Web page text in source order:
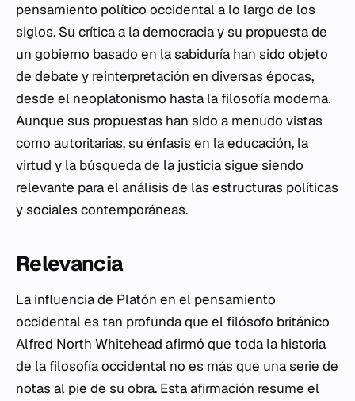
pensamiento político occidental a lo largo de los
siglos. Su crítica a la democracia y su propuesta de
un gobierno basado en la sabiduría han sido objeto
de debate y reinterpretación en diversas épocas,
desde el neoplatonismo hasta la filosofía moderna.
Aunque sus propuestas han sido a menudo vistas
como autoritarias, su énfasis en la educación, la
virtud y la búsqueda de la justicia sigue siendo
relevante para el análisis de las estructuras políticas
y sociales contemporáneas.
Relevancia
La influencia de Platón en el pensamiento
occidental es tan profunda que el filósofo británico
Alfred North Whitehead afirmó que toda la historia
de la filosofía occidental no es más que una serie de
notas al pie de su obra. Esta afirmación resume el